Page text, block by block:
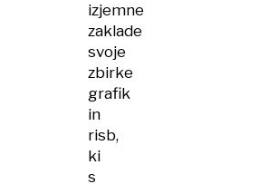
izjemne
zaklade
svoje
zbirke
grafik
in
risb,
ki
s